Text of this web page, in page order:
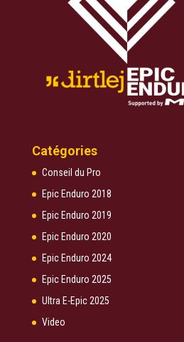
Catégories
Conseil du Pro
Epic Enduro 2018
Epic Enduro 2019
Epic Enduro 2020
Epic Enduro 2024
Epic Enduro 2025
Ultra E-Epic 2025
Video